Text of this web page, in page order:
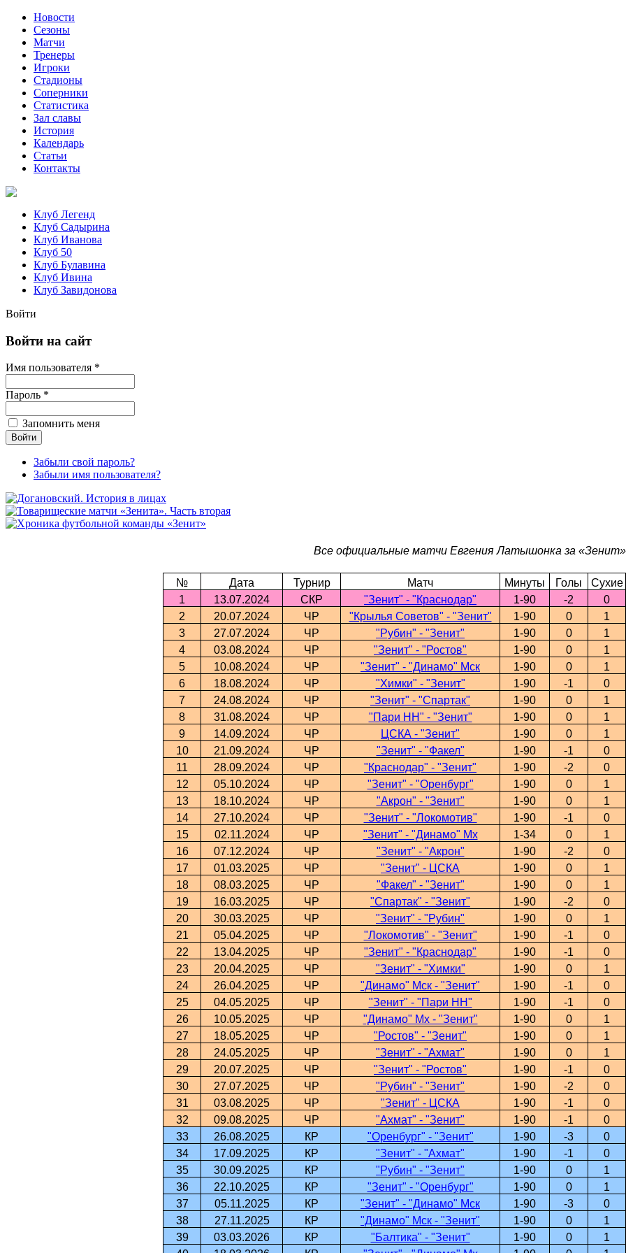
Новости
Сезоны
Матчи
Тренеры
Игроки
Стадионы
Соперники
Статистика
Зал славы
История
Календарь
Статьи
Контакты
Клуб Легенд
Клуб Садырина
Клуб Иванова
Клуб 50
Клуб Булавина
Клуб Ивина
Клуб Завидонова
Войти
Войти на сайт
Имя пользователя *
Пароль *
Запомнить меня
Забыли свой пароль?
Забыли имя пользователя?
Все официальные матчи Евгения Латышонка за «Зенит»
№ Дата Турнир Матч Минуты Голы Сухие
1
13.07.2024 СКР "Зенит" - "Краснодар" 1-90 -2 0
2
20.07.2024 ЧР "Крылья Советов" - "Зенит" 1-90 0 1
3
27.07.2024 ЧР "Рубин" - "Зенит" 1-90 0 1
4
03.08.2024 ЧР "Зенит" - "Ростов" 1-90 0 1
5
10.08.2024 ЧР "Зенит" - "Динамо" Мск 1-90 0 1
6
18.08.2024 ЧР "Химки" - "Зенит" 1-90 -1 0
7
24.08.2024 ЧР "Зенит" - "Спартак" 1-90 0 1
8
31.08.2024 ЧР "Пари НН" - "Зенит" 1-90 0 1
9
14.09.2024 ЧР ЦСКА - "Зенит" 1-90 0 1
10
21.09.2024 ЧР "Зенит" - "Факел" 1-90 -1 0
11
28.09.2024 ЧР "Краснодар" - "Зенит" 1-90 -2 0
12
05.10.2024 ЧР "Зенит" - "Оренбург" 1-90 0 1
13
18.10.2024 ЧР "Акрон" - "Зенит" 1-90 0 1
14
27.10.2024 ЧР "Зенит" - "Локомотив" 1-90 -1 0
15
02.11.2024 ЧР "Зенит" - "Динамо" Мх 1-34 0 1
16
07.12.2024 ЧР "Зенит" - "Акрон" 1-90 -2 0
17
01.03.2025 ЧР "Зенит" - ЦСКА 1-90 0 1
18
08.03.2025 ЧР "Факел" - "Зенит" 1-90 0 1
19
16.03.2025 ЧР "Спартак" - "Зенит" 1-90 -2 0
20
30.03.2025 ЧР "Зенит" - "Рубин" 1-90 0 1
21
05.04.2025 ЧР "Локомотив" - "Зенит" 1-90 -1 0
22
13.04.2025 ЧР "Зенит" - "Краснодар" 1-90 -1 0
23
20.04.2025 ЧР "Зенит" - "Химки" 1-90 0 1
24
26.04.2025 ЧР "Динамо" Мск - "Зенит" 1-90 -1 0
25
04.05.2025 ЧР "Зенит" - "Пари НН" 1-90 -1 0
26
10.05.2025 ЧР "Динамо" Мх - "Зенит" 1-90 0 1
27
18.05.2025 ЧР "Ростов" - "Зенит" 1-90 0 1
28
24.05.2025 ЧР "Зенит" - "Ахмат" 1-90 0 1
29
20.07.2025 ЧР "Зенит" - "Ростов" 1-90 -1 0
30
27.07.2025 ЧР "Рубин" - "Зенит" 1-90 -2 0
31
03.08.2025 ЧР "Зенит" - ЦСКА 1-90 -1 0
32
09.08.2025 ЧР "Ахмат" - "Зенит" 1-90 -1 0
33
26.08.2025 КР "Оренбург" - "Зенит" 1-90 -3 0
34
17.09.2025 КР "Зенит" - "Ахмат" 1-90 -1 0
35
30.09.2025 КР "Рубин" - "Зенит" 1-90 0 1
36
22.10.2025 КР "Зенит" - "Оренбург" 1-90 0 1
37
05.11.2025 КР "Зенит" - "Динамо" Мск 1-90 -3 0
38
27.11.2025 КР "Динамо" Мск - "Зенит" 1-90 0 1
39
03.03.2026 КР "Балтика" - "Зенит" 1-90 0 1